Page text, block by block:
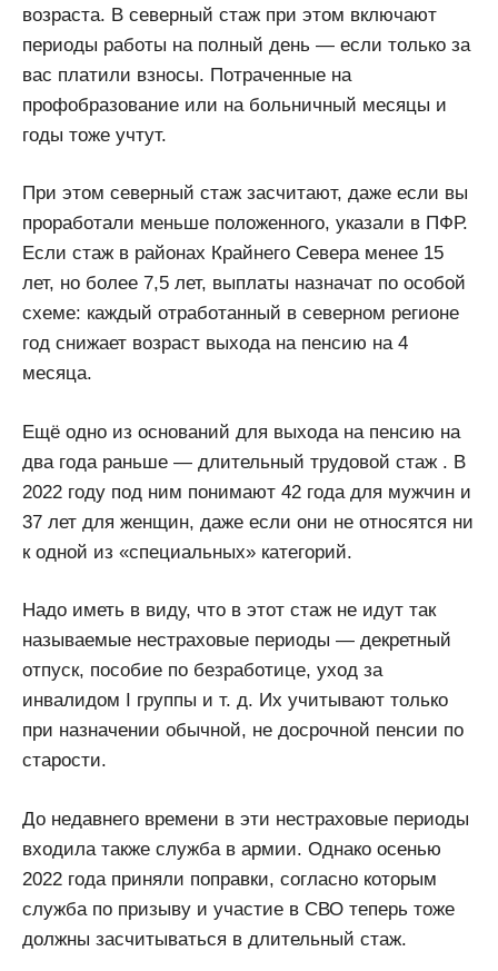
возраста. В северный стаж при этом включают
периоды работы на полный день — если только за
вас платили взносы. Потраченные на
профобразование или на больничный месяцы и
годы тоже учтут.
При этом северный стаж засчитают, даже если вы
проработали меньше положенного, указали в ПФР.
Если стаж в районах Крайнего Севера менее 15
лет, но более 7,5 лет, выплаты назначат по особой
схеме: каждый отработанный в северном регионе
год снижает возраст выхода на пенсию на 4
месяца.
Ещё одно из оснований для выхода на пенсию на
два года раньше — длительный трудовой стаж . В
2022 году под ним понимают 42 года для мужчин и
37 лет для женщин, даже если они не относятся ни
к одной из «специальных» категорий.
Надо иметь в виду, что в этот стаж не идут так
называемые нестраховые периоды — декретный
отпуск, пособие по безработице, уход за
инвалидом I группы и т. д. Их учитывают только
при назначении обычной, не досрочной пенсии по
старости.
До недавнего времени в эти нестраховые периоды
входила также служба в армии. Однако осенью
2022 года приняли поправки, согласно которым
служба по призыву и участие в СВО теперь тоже
должны засчитываться в длительный стаж.